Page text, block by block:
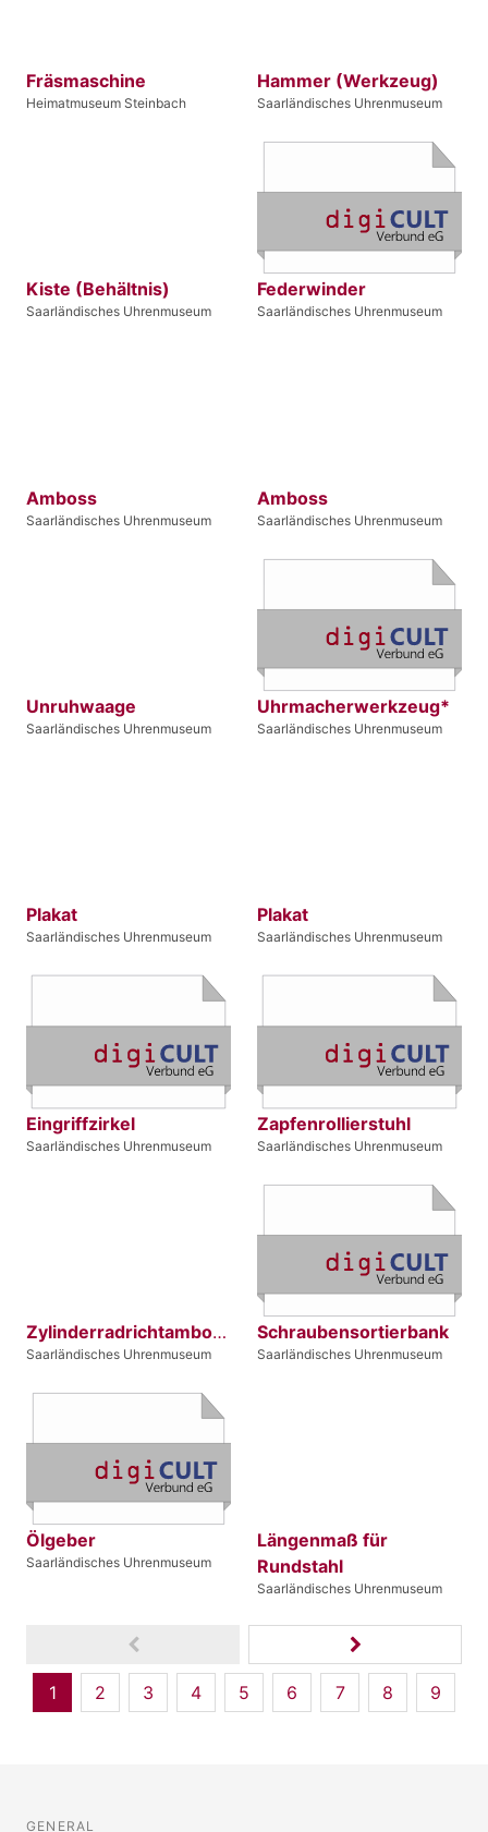
Fräsmaschine
Heimatmuseum Steinbach
Hammer (Werkzeug)
Saarländisches Uhrenmuseum
Kiste (Behältnis)
Saarländisches Uhrenmuseum
Federwinder
Saarländisches Uhrenmuseum
Amboss
Saarländisches Uhrenmuseum
Amboss
Saarländisches Uhrenmuseum
Unruhwaage
Saarländisches Uhrenmuseum
Uhrmacherwerkzeug*
Saarländisches Uhrenmuseum
Plakat
Saarländisches Uhrenmuseum
Plakat
Saarländisches Uhrenmuseum
Eingriffzirkel
Saarländisches Uhrenmuseum
Zapfenrollierstuhl
Saarländisches Uhrenmuseum
Zylinderradrichtamboss
Saarländisches Uhrenmuseum
Schraubensortierbank
Saarländisches Uhrenmuseum
Ölgeber
Saarländisches Uhrenmuseum
Längenmaß für
Rundstahl
Saarländisches Uhrenmuseum
1 2 3 4 5 6 7 8 9
GENERAL